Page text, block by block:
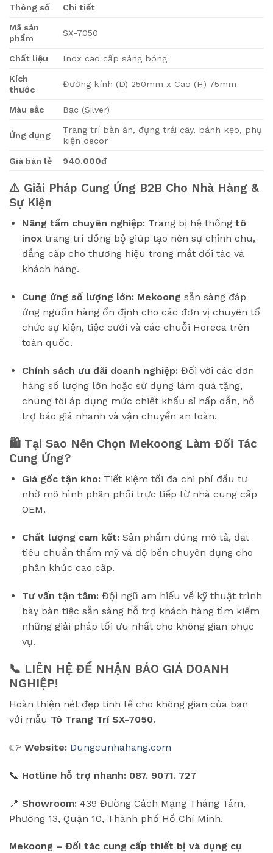
Thông số Chi tiết
Mã sản
phẩm
SX-7050
Chất liệu Inox cao cấp sáng bóng
Kích
thước
Đường kính (D) 250mm x Cao (H) 75mm
Màu sắc Bạc (Silver)
Ứng dụng
Trang trí bàn ăn, đựng trái cây, bánh kẹo, phụ
kiện decor
Giá bán lẻ 940.000đ
⚠️ Giải Pháp Cung Ứng B2B Cho Nhà Hàng &
Sự Kiện
Nâng tầm chuyên nghiệp:Trang bị hệ thống tô
inoxtrang trí đồng bộ giúp tạo nên sự chỉnh chu,
đẳng cấp cho thương hiệu trong mắt đối tác và
khách hàng.
Cung ứng số lượng lớn: Mekoong sẵn sàng đáp
ứng nguồn hàng ổn định cho các đơn vị chuyên tổ
chức sự kiện, tiệc cưới và các chuỗi Horeca trên
toàn quốc.
Chính sách ưu đãi doanh nghiệp:Đối với các đơn
hàng số lượng lớn hoặc sử dụng làm quà tặng,
chúng tôi áp dụng mức chiết khấu sỉ hấp dẫn, hỗ
trợ báo giá nhanh và vận chuyển an toàn.
🛍️ Tại Sao Nên Chọn Mekoong Làm Đối Tác
Cung Ứng?
Giá gốc tận kho:Tiết kiệm tối đa chi phí đầu tư
nhờ mô hình phân phối trực tiếp từ nhà cung cấp
OEM.
Chất lượng cam kết:Sản phẩm đúng mô tả, đạt
tiêu chuẩn thẩm mỹ và độ bền chuyên dụng cho
phân khúc cao cấp.
Tư vấn tận tâm:Đội ngũ am hiểu về kỹ thuật trình
bày bàn tiệc sẵn sàng hỗ trợ khách hàng tìm kiếm
những giải pháp tối ưu nhất cho không gian phục
vụ.
📞 LIÊN HỆ ĐỂ NHẬN BÁO GIÁ DOANH
NGHIỆP!
Hoàn thiện nét đẹp tinh tế cho không gian của bạn
với mẫu Tô Trang Trí SX-7050.
👉 Website: Dungcunhahang.com
📞 Hotline hỗ trợ nhanh: 087. 9071. 727
📍 Showroom: 439 Đường Cách Mạng Tháng Tám,
Phường 13, Quận 10, Thành phố Hồ Chí Minh.
Mekoong – Đối tác cung cấp thiết bị và dụng cụ